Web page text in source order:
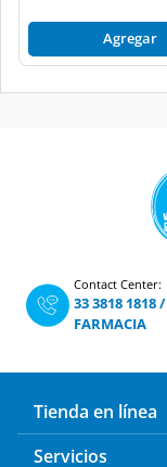
Agregar
Contact Center:
33 3818 1818/
FARMACIA
Tienda en línea
Servicios